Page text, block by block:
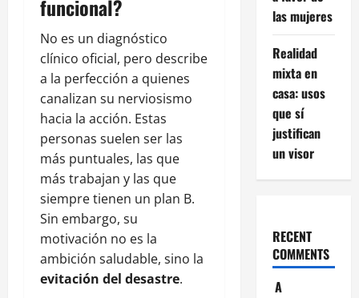
funcional?
No es un diagnóstico
clínico oficial, pero describe
a la perfección a quienes
canalizan su nerviosismo
hacia la acción. Estas
personas suelen ser las
más puntuales, las que
más trabajan y las que
siempre tienen un plan B.
Sin embargo, su
motivación no es la
ambición saludable, sino la
evitación del desastre.
las mujeres
Realidad
mixta en
casa: usos
que sí
justifican
un visor
RECENT
COMMENTS
A